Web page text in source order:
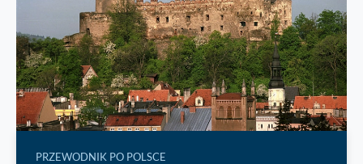
PRZEWODNIK PO POLSCE